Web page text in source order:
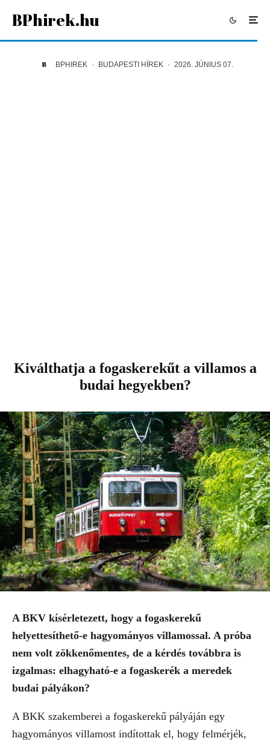
BPhirek.hu
BPHIREK · BUDAPESTI HÍREK · 2026. JÚNIUS 07.
Kiválthatja a fogaskerekűt a villamos a
budai hegyekben?
A BKV kísérletezett, hogy a fogaskerekű
helyettesíthető-e hagyományos villamossal. A próba
nem volt zökkenőmentes, de a kérdés továbbra is
izgalmas: elhagyható-e a fogaskerék a meredek
budai pályákon?
A BKK szakemberei a fogaskerekű pályáján egy
hagyományos villamost indítottak el, hogy felmérjék,